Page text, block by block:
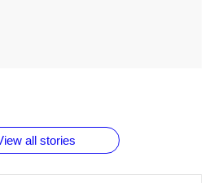
all stories